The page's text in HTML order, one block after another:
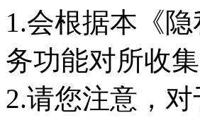
1.会根据本《
务功能对所收
2.请您注意，